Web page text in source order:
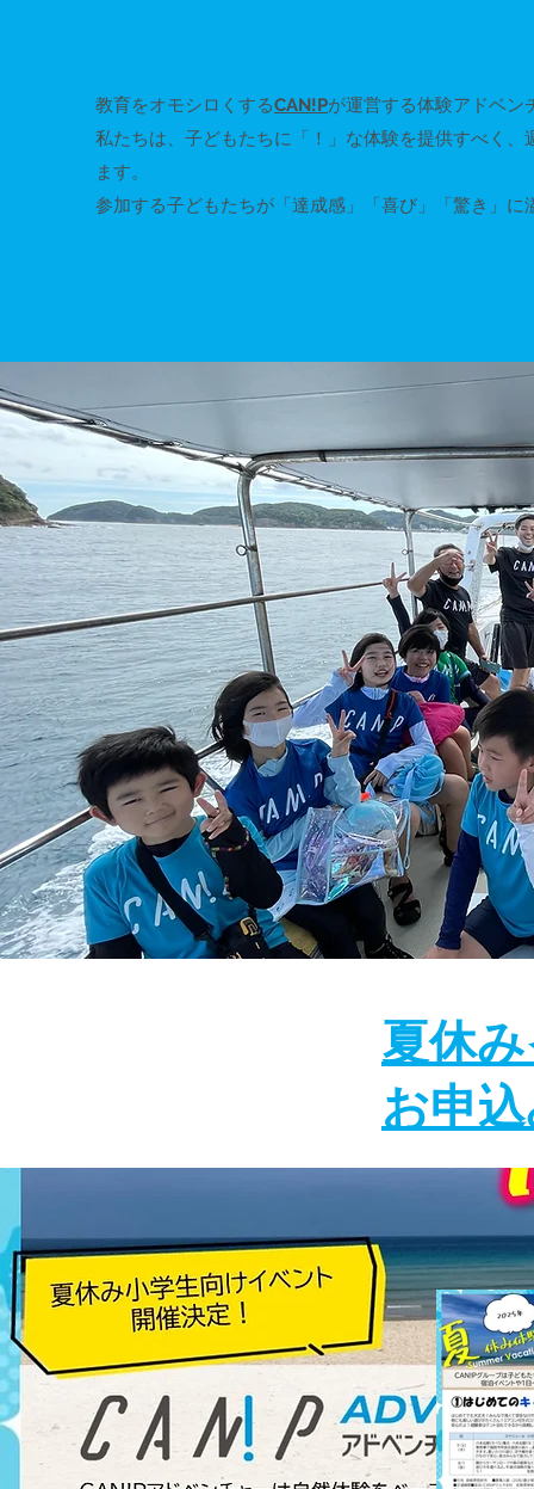
教育をオモシロくするCAN!Pが運営する体験アドベン
私たちは、子どもたちに「！」な体験を提供すべく
ます。
参加する子どもたちが「達成感」「喜び」「驚き」
夏休
お申